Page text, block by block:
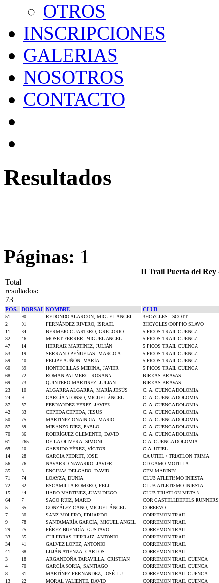
OTROS
INSCRIPCIONES
GALERIAS
NOSOTROS
CONTACTO
Resultados
Páginas: 1
II Trail Puerta del Rey
Total
resultados:
73
POS. DORSAL NOMBRE CLUB
51 90 REDONDO ALARCON, MIGUEL ANGEL
3HCYCLES - SCOTT
2
91 FERNÁNDEZ RIVERO, ISRAEL
3HCYCLES/DOPPIO SLAVO
11
84 BERMEJO CUARTERO, GREGORIO
5 PICOS TRAIL CUENCA
32
46 MOSET FERRER, MIGUEL ANGEL
5 PICOS TRAIL CUENCA
47
14 HERRAIZ MARTÍNEZ, JULIÁN
5 PICOS TRAIL CUENCA
53
19 SERRANO PEÑUELAS, MARCO A.
5 PICOS TRAIL CUENCA
59
40 FELIPE AUÑÓN, MARÍA
5 PICOS TRAIL CUENCA
60
39 HONTECILLAS MEDINA, JAVIER
5 PICOS TRAIL CUENCA
68
72 ROMAN PALMERO, ROSANA
BIRRAS BRAVAS
69
73 QUINTERO MARTINEZ, JULIAN
BIRRAS BRAVAS
23
10 ALGARRA ALGARRA, MARÍA JESÚS
C. A. CUENCA DOLOMIA
24
9 GARCÍA ALONSO, MIGUEL ÁNGEL
C. A. CUENCA DOLOMIA
37
57 FERNANDEZ PEREZ, JAVIER
C. A. CUENCA DOLOMIA
42
83 CEPEDA CEPEDA, JESUS
C. A. CUENCA DOLOMIA
50
75 MARTINEZ ONAINDIA, MARIO
C. A. CUENCA DOLOMIA
57
89 MIRANZO DÍEZ, PABLO
C. A. CUENCA DOLOMIA
70
86 RODRÍGUEZ CLEMENTE, DAVID
C. A. CUENCA DOLOMIA
61
265 DE LA OLIVERA, SIMONI
C.A. CUENCA DOLOMIA
65
20 GARRIDO PÉREZ, VÍCTOR
C.A. UTIEL
14
28 GARCIA PEDRET, JOSE
CA UTIEL / TRIATLON TRIMA
56
76 NAVARRO NAVARRO, JAVIER
CD GAMO MOTILLA
35
3 ENCINAS DELGADO, DAVID
CEM MARINES
71
74 LOAYZA, DUNIA
CLUB ATLETISMO INIESTA
72
62 ESCAMILLA ROMERO, FELI
CLUB ATLETISMO INIESTA
15
44 HARO MARTINEZ, JUAN DIEGO
CLUB TRIATLON META 3
64
7 SACO RUIZ, MARIO
COR CASTELLDEFELS RUNNERS
5
65 GONZÁLEZ CANO, MIGUEL ÁNGEL
COREEVO
7
80 SANZ MOLERO, EDUARDO
CORREMON TRAIL
9
78 SANTAMARÍA GARCÍA, MIGUEL ANGEL
CORREMON TRAIL
29
25 PÉREZ BUENDÍA, GUSTAVO
CORREMON TRAIL
33
35 CULEBRAS HERRAIZ, ANTONIO
CORREMON TRAIL
34
41 GALVEZ LOPEZ, ANTONIO
CORREMON TRAIL
41
68 LUJÁN ATIENZA, CARLOS
CORREMON TRAIL
3
18 ARGANDOÑA TARAVILLA, CRISTIAN
CORREMON TRAIL CUENCA
4
70 GARCÍA SORIA, SANTIAGO
CORREMON TRAIL CUENCA
8
61 MARTÍNEZ FERNANDEZ, JOSÉ LU
CORREMON TRAIL CUENCA
13
22 MORAL VALIENTE, DAVID
CORREMON TRAIL CUENCA